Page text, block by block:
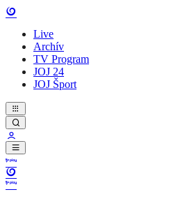
Live
Archív
TV Program
JOJ 24
JOJ Šport